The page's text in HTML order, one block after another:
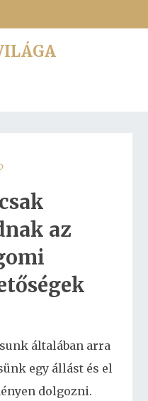
az
általában arra
egy állást és el
dolgozni.